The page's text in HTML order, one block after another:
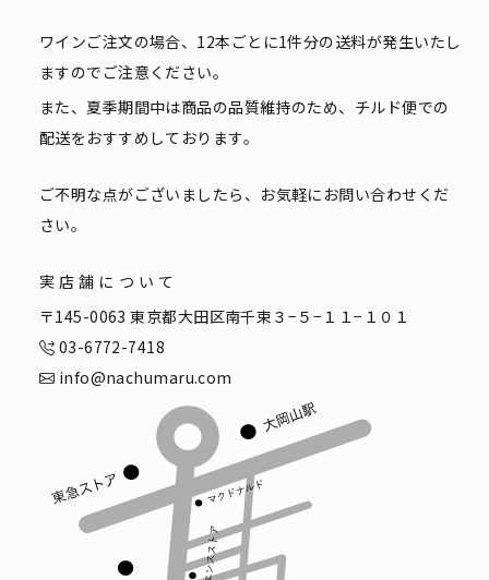
ワインご注文の場合、12本ごとに1件分の送料が発生いたし
ますのでご注意ください。
また、夏季期間中は商品の品質維持のため、チルド便での
配送をおすすめしております。
ご不明な点がございましたら、お気軽にお問い合わせくだ
さい。
実店舗について
〒145-0063 東京都大田区南千束３−５−１１−１０１
03-6772-7418
info@nachumaru.com